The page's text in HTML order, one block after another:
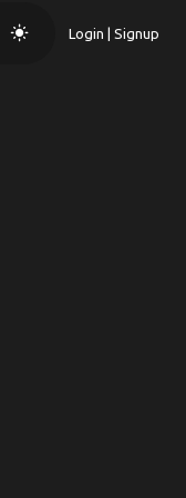
light_mode Login | Signup